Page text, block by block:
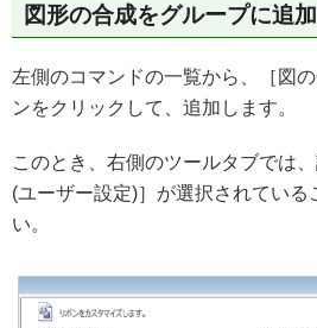
図形の合成をグループに追加
左側のコマンドの一覧から、［図
ンをクリックして、追加します。
このとき、右側のツールタブでは
(ユーザー設定)］が選択されている
い。